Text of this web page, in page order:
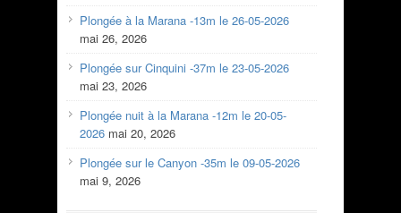
Plongée à la Marana -13m le 26-05-2026
mai 26, 2026
Plongée sur Cinquini -37m le 23-05-2026
mai 23, 2026
Plongée nuit à la Marana -12m le 20-05-
2026 mai 20, 2026
Plongée sur le Canyon -35m le 09-05-2026
mai 9, 2026